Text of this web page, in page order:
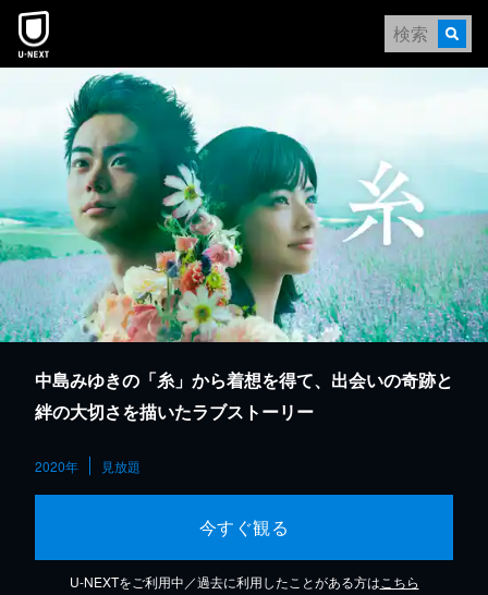
本文へスキップ
中島みゆきの「糸」から着想を得て、出会いの奇跡と
絆の大切さを描いたラブストーリー
2020年 見放題
今すぐ観る
U-NEXTをご利用中／過去に利用したことがある方は こちら